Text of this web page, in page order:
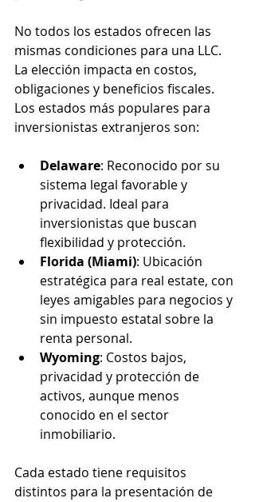
No todos los estados ofrecen las
mismas condiciones para una LLC.
La elección impacta en costos,
obligaciones y beneficios fiscales.
Los estados más populares para
inversionistas extranjeros son:
Delaware: Reconocido por su
sistema legal favorable y
privacidad. Ideal para
inversionistas que buscan
flexibilidad y protección.
Florida (Miami): Ubicación
estratégica para real estate, con
leyes amigables para negocios y
sin impuesto estatal sobre la
renta personal.
Wyoming: Costos bajos,
privacidad y protección de
activos, aunque menos
conocido en el sector
inmobiliario.
Cada estado tiene requisitos
distintos para la presentación de